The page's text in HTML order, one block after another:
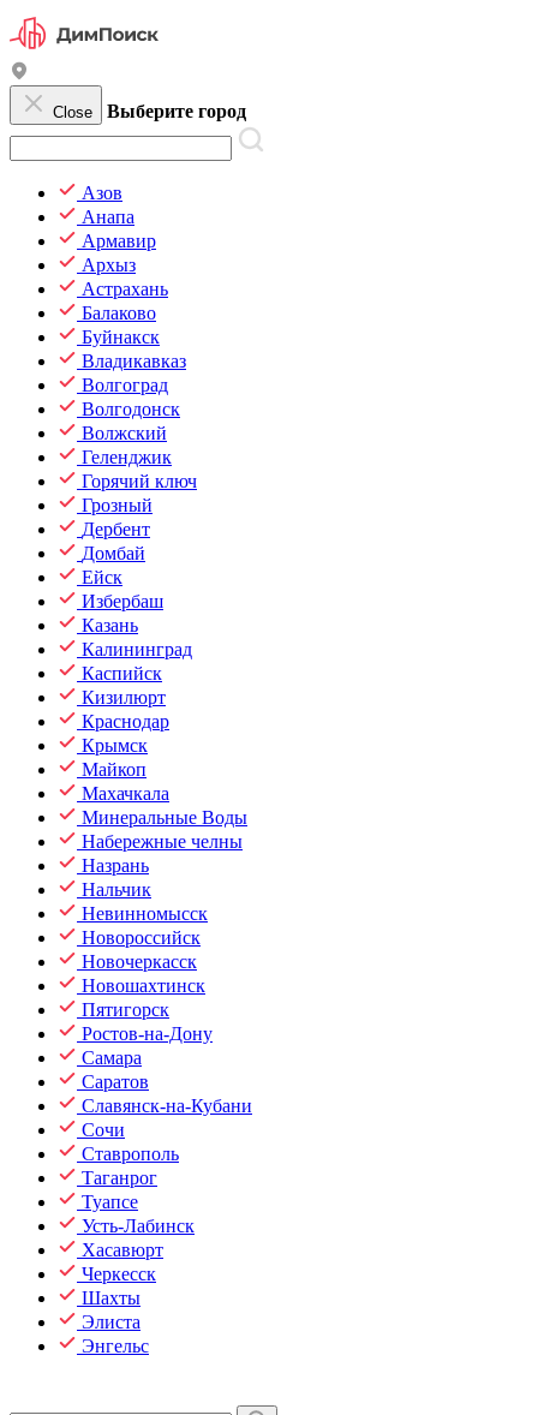
Close Выберите город
Азов
Анапа
Армавир
Архыз
Астрахань
Балаково
Буйнакск
Владикавказ
Волгоград
Волгодонск
Волжский
Геленджик
Горячий ключ
Грозный
Дербент
Домбай
Ейск
Избербаш
Казань
Калининград
Каспийск
Кизилюрт
Краснодар
Крымск
Майкоп
Махачкала
Минеральные Воды
Набережные челны
Назрань
Нальчик
Невинномысск
Новороссийск
Новочеркасск
Новошахтинск
Пятигорск
Ростов-на-Дону
Самара
Саратов
Славянск-на-Кубани
Сочи
Ставрополь
Таганрог
Туапсе
Усть-Лабинск
Хасавюрт
Черкесск
Шахты
Элиста
Энгельс